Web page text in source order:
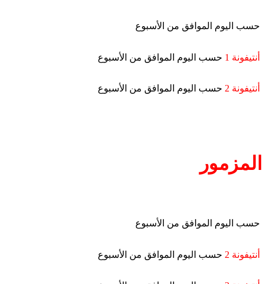
حسب اليوم الموافق من الأسبوع
أنتيفونة 1 حسب اليوم الموافق من الأسبوع
أنتيفونة 2 حسب اليوم الموافق من الأسبوع
المزمور
حسب اليوم الموافق من الأسبوع
أنتيفونة 2 حسب اليوم الموافق من الأسبوع